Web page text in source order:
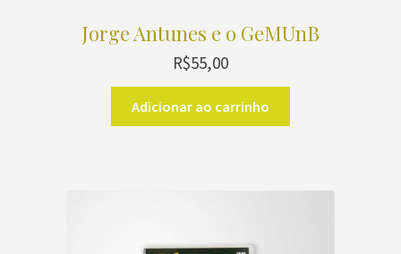
Jorge Antunes e o GeMUnB
R$55,00
Adicionar ao carrinho